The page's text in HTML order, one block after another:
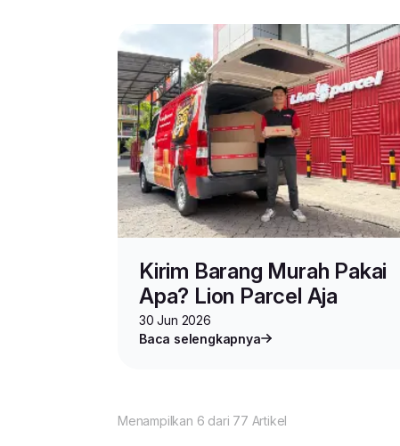
Kirim Barang Murah Pakai
Apa? Lion Parcel Aja
30 Jun 2026
Baca selengkapnya
Menampilkan 6 dari 77 Artikel